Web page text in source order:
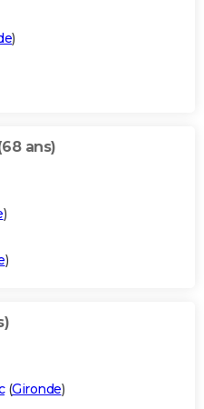
)
ans)
)
)
(Gironde)